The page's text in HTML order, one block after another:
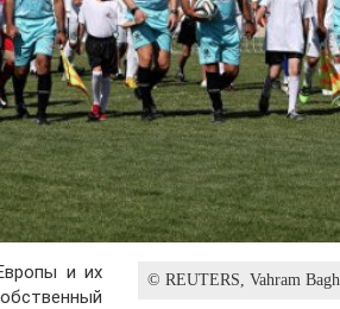
© REUTERS, Vahram
и их